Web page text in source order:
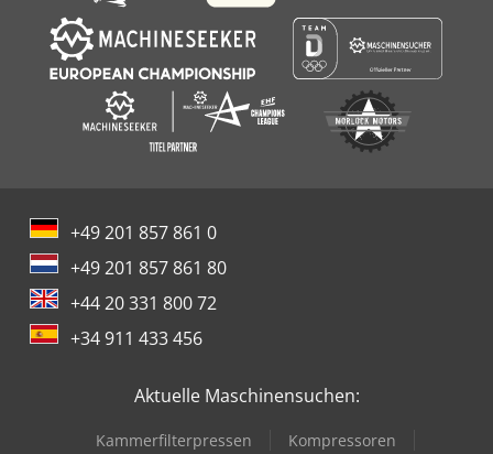
+49 201 857 861 0
+49 201 857 861 80
+44 20 331 800 72
+34 911 433 456
Aktuelle Maschinensuchen:
Kammerfilterpressen
Kompressoren